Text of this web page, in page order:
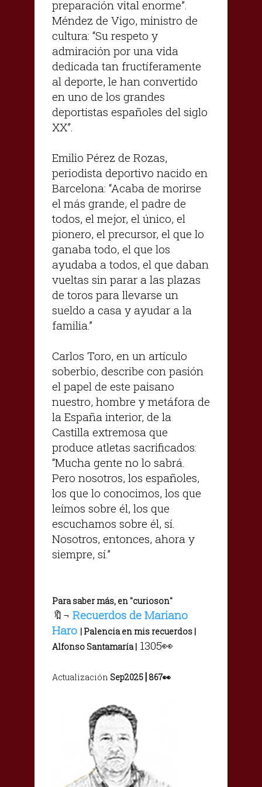
preparación vital enorme”.
Méndez de Vigo, ministro de
cultura: “Su respeto y
admiración por una vida
dedicada tan fructíferamente
al deporte, le han convertido
en uno de los grandes
deportistas españoles del siglo
XX”.
Emilio Pérez de Rozas,
periodista deportivo nacido en
Barcelona: “Acaba de morirse
el más grande, el padre de
todos, el mejor, el único, el
pionero, el precursor, el que lo
ganaba todo, el que los
ayudaba a todos, el que daban
vueltas sin parar a las plazas
de toros para llevarse un
sueldo a casa y ayudar a la
familia.”
Carlos Toro, en un artículo
soberbio, describe con pasión
el papel de este paisano
nuestro, hombre y metáfora de
la España interior, de la
Castilla extremosa que
produce atletas sacrificados:
“Mucha gente no lo sabrá.
Pero nosotros, los españoles,
los que lo conocimos, los que
leímos sobre él, los que
escuchamos sobre él, sí.
Nosotros, entonces, ahora y
siempre, sí.”
Para saber más, en "curioson"
🔖¬ Recuerdos de Mariano
Haro | Palencia en mis recuerdos |
Alfonso Santamaría | 1305👀
Actualización Sep2025| 867👀